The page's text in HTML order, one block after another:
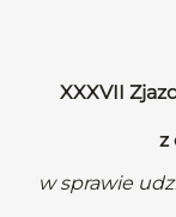
XXXVII
z
w sprawie